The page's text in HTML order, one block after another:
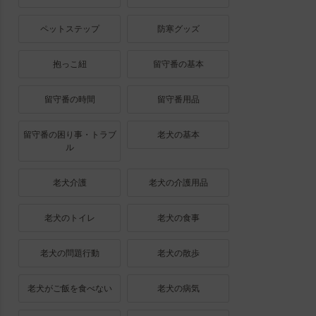
ペットステップ 防寒グッズ
抱っこ紐 留守番の基本
留守番の時間 留守番用品
留守番の困り事・トラブ
ル
老犬の基本
老犬介護 老犬の介護用品
老犬のトイレ 老犬の食事
老犬の問題行動 老犬の散歩
老犬がご飯を食べない 老犬の病気